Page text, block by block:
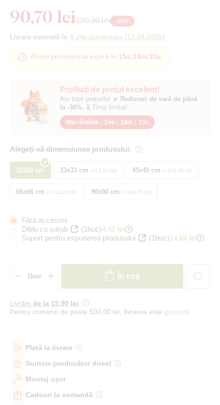
Profitați de prețul excelent!
Am topit prețurile! ☀️ Reduceri de vară de până
la -30%. ⏳ Timp limitat!
Mai rămâne - 15o : 18m : 32s
Alegeți-vă dimensiunea produsului:
22x22 cm 33x33 cm +53,80 lei 45x45 cm +116,00 lei
66x66 cm +211,20 lei 90x90 cm +360,70 lei
90,70 lei120,90 lei -25%
Livrare estimată în 4 zile lucrătoare (12.08.2026)
Prețul promoțional expiră în 15o:18m:32s
Fără accesorii
Diblu cu șurub
(1buc)4,47 lei
Suport pentru expunerea produsului
(1buc)14,60 lei
În coș
Livrăm de la 15,90 lei
Pentru comenzi de peste 500,00 lei, livrarea este gratuită
Plată la livrare
Suntem producător direct
Montaj ușor
Cadouri la comandă